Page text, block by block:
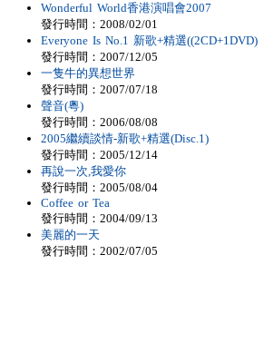
Wonderful World香港演唱會2007
發行時間：2008/02/01
Everyone Is No.1 新歌+精選((2CD+1DVD)
發行時間：2007/12/05
一隻牛的異想世界
發行時間：2007/07/18
聲音(粵)
發行時間：2006/08/08
2005繼續談情-新歌+精選(Disc.1)
發行時間：2005/12/14
再說一次,我愛你
發行時間：2005/08/04
Coffee or Tea
發行時間：2004/09/13
美麗的一天
發行時間：2002/07/05